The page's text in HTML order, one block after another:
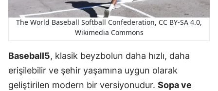
The World Baseball Softball Confederation, CC BY-SA 4.0,
Wikimedia Commons
Baseball5, klasik beyzbolun daha hızlı, daha
erişilebilir ve şehir yaşamına uygun olarak
geliştirilen modern bir versiyonudur. Sopa ve